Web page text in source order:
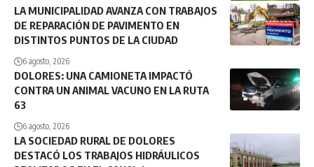
LA MUNICIPALIDAD AVANZA CON TRABAJOS
DE REPARACIÓN DE PAVIMENTO EN
DISTINTOS PUNTOS DE LA CIUDAD
6 agosto, 2026
DOLORES: UNA CAMIONETA IMPACTÓ
CONTRA UN ANIMAL VACUNO EN LA RUTA
63
6 agosto, 2026
LA SOCIEDAD RURAL DE DOLORES
DESTACÓ LOS TRABAJOS HIDRÁULICOS